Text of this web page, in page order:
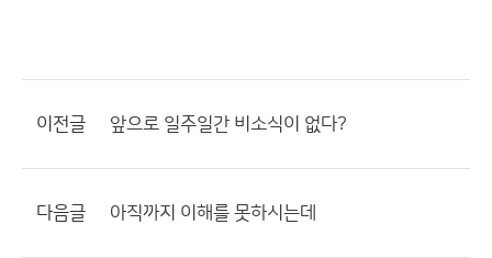
이전글 앞으로 일주일간 비소식이 없다?
다음글 아직까지 이해를 못하시는데